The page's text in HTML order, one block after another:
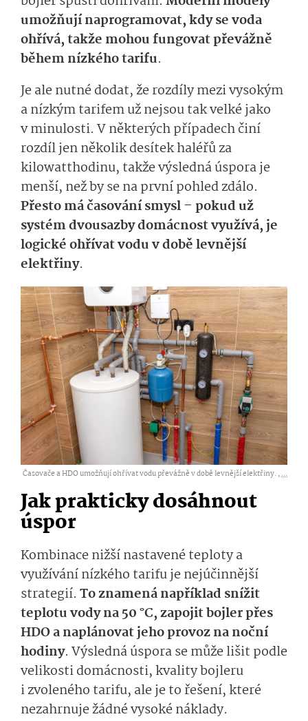
umožňují naprogramovat, kdy se voda
ohřívá, takže mohou fungovat převážně
během nízkého tarifu.
Je ale nutné dodat, že rozdíly mezi vysokým
a nízkým tarifem už nejsou tak velké jako
v minulosti. V některých případech činí
rozdíl jen několik desítek haléřů za
kilowatthodinu, takže výsledná úspora je
menší, než by se na první pohled zdálo.
Přesto má časování smysl – pokud už
systém dvousazby domácnost využívá, je
logické ohřívat vodu v době levnější
elektřiny.
Časovače a HDO umožňují ohřívat vodu převážně v době levnější elektřiny. ,...
Jak prakticky dosáhnout
úspor
Kombinace nižší nastavené teploty a
využívání nízkého tarifu je nejúčinnější
strategií. To znamená například snížit
teplotu vody na 50 °C, zapojit bojler přes
HDO a naplánovat jeho provoz na noční
hodiny. Výsledná úspora se může lišit podle
velikosti domácnosti, kvality bojleru
i zvoleného tarifu, ale je to řešení, které
nezahrnuje žádné vysoké náklady.